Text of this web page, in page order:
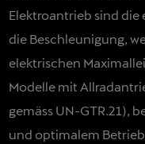
Elektroantrieb sind
die Beschleunigung,
elektrischen
Modelle mit
gemäss UN-GTR.21),
und optimalem